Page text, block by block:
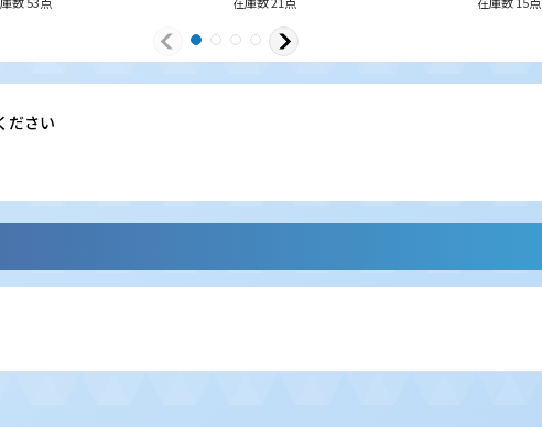
ださい